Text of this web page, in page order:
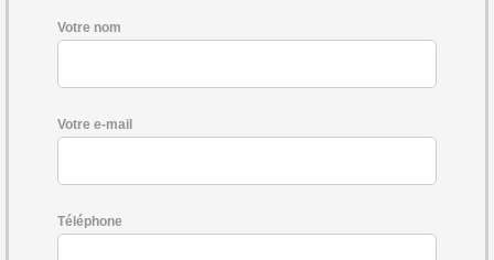
Votre nom
Votre e-mail
Téléphone